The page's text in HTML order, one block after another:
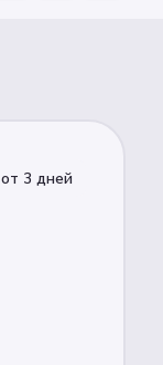
от 3 дней